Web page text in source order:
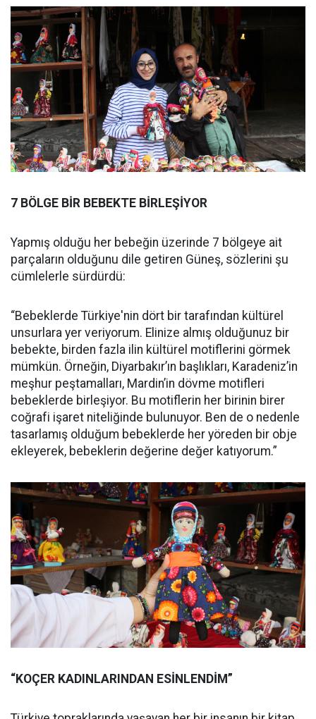
7 BÖLGE BİR BEBEKTE BİRLEŞİYOR
Yapmış olduğu her bebeğin üzerinde 7 bölgeye ait
parçaların olduğunu dile getiren Güneş, sözlerini şu
cümlelerle sürdürdü:
“Bebeklerde Türkiye'nin dört bir tarafından kültürel
unsurlara yer veriyorum. Elinize almış olduğunuz bir
bebekte, birden fazla ilin kültürel motiflerini görmek
mümkün. Örneğin, Diyarbakır’ın başlıkları, Karadeniz’in
meşhur peştamalları, Mardin’in dövme motifleri
bebeklerde birleşiyor. Bu motiflerin her birinin birer
coğrafi işaret niteliğinde bulunuyor. Ben de o nedenle
tasarlamış olduğum bebeklerde her yöreden bir obje
ekleyerek, bebeklerin değerine değer katıyorum.”
“KOÇER KADINLARINDAN ESİNLENDİM”